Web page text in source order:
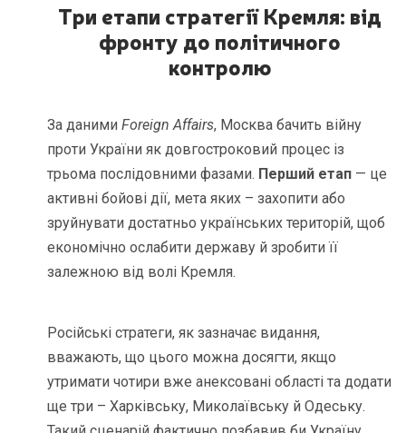
Три етапи стратегії Кремля: від
фронту до політичного
контролю
За данимиForeign Affairs, Москва бачить війну
проти України як довгостроковий процес із
трьома послідовними фазами. Перший етап — це
активні бойові дії, мета яких – захопити або
зруйнувати достатньо українських територій, щоб
економічно ослабити державу й зробити її
залежною від волі Кремля.
Російські стратеги, як зазначає видання,
вважають, що цього можна досягти, якщо
утримати чотири вже анексовані області та додати
ще три – Харківську, Миколаївську й Одеську.